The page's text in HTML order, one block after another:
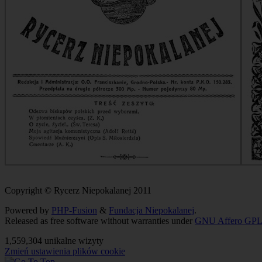
Copyright © Rycerz Niepokalanej 2011
Powered by PHP-Fusion & Fundacja Niepokalanej.
Released as free software without warranties under GNU Affero GPL
1,559,304 unikalne wizyty
Zmień ustawienia plików cookie